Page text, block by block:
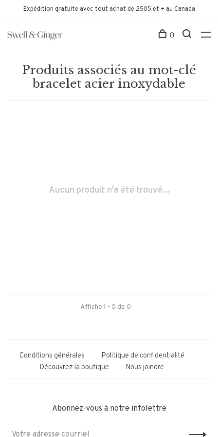
Expédition gratuite avec tout achat de 250$ et + au Canada
0
Produits associés au mot-clé
bracelet acier inoxydable
Aucun produit n'a été trouvé...
Affiche 1 - 0 de 0
Conditions générales
Politique de confidentialité
Découvrez la boutique
Nous joindre
Abonnez-vous à notre infolettre